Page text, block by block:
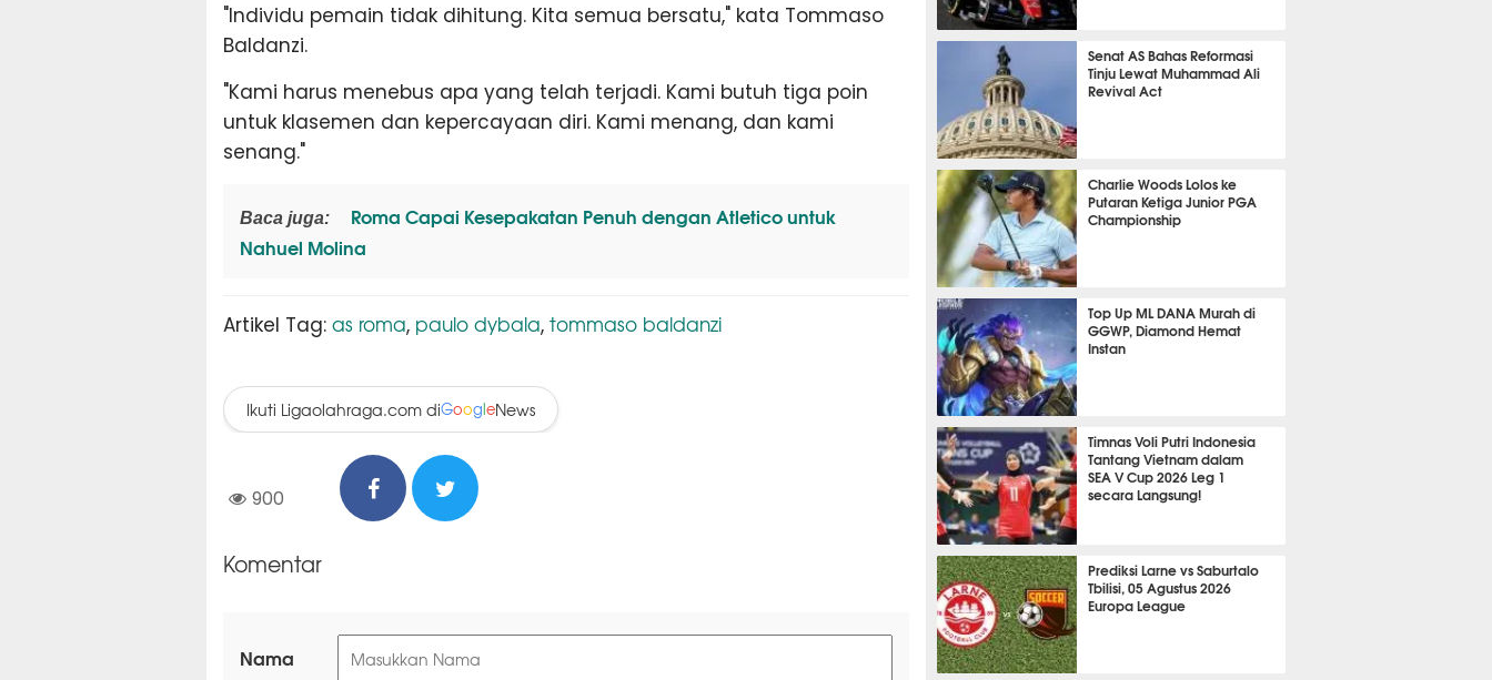
"Individu pemain tidak dihitung. Kita semua bersatu," kata Tommaso
Baldanzi.
"Kami harus menebus apa yang telah terjadi. Kami butuh tiga poin
untuk klasemen dan kepercayaan diri. Kami menang, dan kami
senang."
Baca juga:
Roma Capai Kesepakatan Penuh dengan Atletico untuk
Nahuel Molina
Artikel Tag: as roma, paulo dybala, tommaso baldanzi
Ikuti Ligaolahraga.com diGoogleNews
900
Komentar
Nama
F1
Senat AS Bahas Reformasi
Tinju Lewat Muhammad Ali
Revival Act
TINJU
Charlie Woods Lolos ke
Putaran Ketiga Junior PGA
Championship
GOLF
Top Up ML DANA Murah di
GGWP, Diamond Hemat
Instan
ESPORTS
Timnas Voli Putri Indonesia
Tantang Vietnam dalam
SEA V Cup 2026 Leg 1
secara Langsung!
OLAHRAGA LAIN
Prediksi Larne vs Saburtalo
Tbilisi, 05 Agustus 2026
Europa League